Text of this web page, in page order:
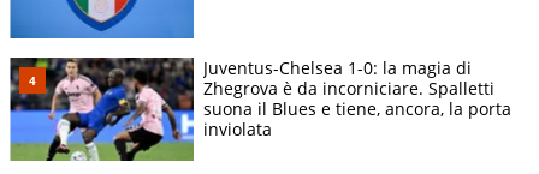
Juventus-Chelsea 1-0: la magia di
Zhegrova è da incorniciare. Spalletti
suona il Blues e tiene, ancora, la porta
inviolata